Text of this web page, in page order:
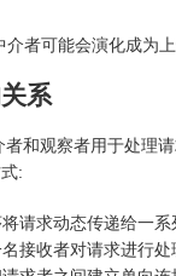
者可能会演化成为上
系
和观察者用于处理
:
请求动态传递给一系
接收者对请求进行处